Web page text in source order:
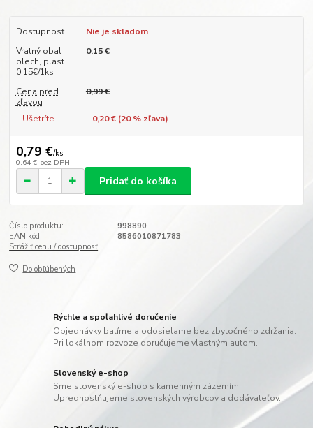
Dostupnosť
Nie je skladom
Vratný obal
plech, plast
0,15€/1ks
0,15 €
Cena pred
zľavou
0,99 €
Ušetríte 0,20 € (20% zľava)
0,79 €/ks
0,64 € bez DPH
Pridať do košíka
Číslo produktu:
998890
EAN kód:
8586010871783
Strážiť cenu / dostupnosť
Do obľúbených
Rýchle a spoľahlivé doručenie
Objednávky balíme a odosielame bez zbytočného zdržania.
Pri lokálnom rozvoze doručujeme vlastným autom.
Slovenský e-shop
Sme slovenský e-shop s kamenným zázemím.
Uprednostňujeme slovenských výrobcov a dodávateľov.